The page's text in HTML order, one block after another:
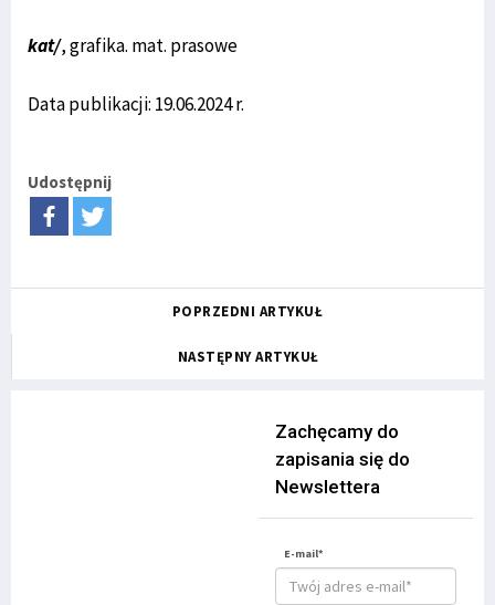
kat/, grafika. mat. prasowe
Data publikacji: 19.06.2024 r.
Udostępnij
POPRZEDNI ARTYKUŁ
NASTĘPNY ARTYKUŁ
Zachęcamy do
zapisania się do
Newslettera
E-mail*